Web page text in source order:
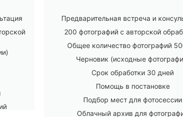
Предварительная встреча и
200 фотографий с авторской
Общее количество фотографий
Черновик (исходные
Срок обработки 30 дней
Помощь в постановке
Подбор мест для фотосессии
Облачный архив для